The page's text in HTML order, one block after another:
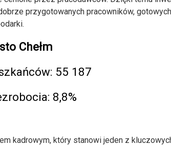
przygotowanych pracowników,
Chełm
55 187
8,8%
kadrowym, który stanowi jeden z